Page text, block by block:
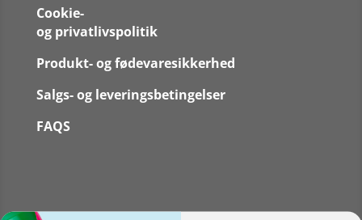
Cookie-
og privatlivspolitik
Produkt- og fødevaresikkerhed
Salgs- og leveringsbetingelser
FAQS